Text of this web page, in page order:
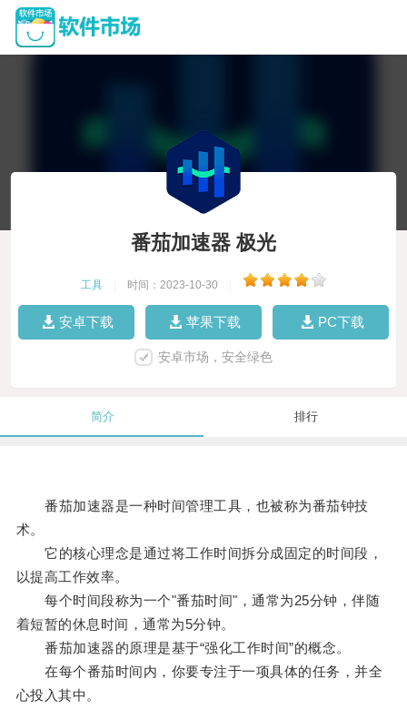
番茄加速器 极光
工具 时间：2023-10-30
安卓下载 苹果下载 PC下载
安卓市场，安全绿色
简介 排行
番茄加速器是一种时间管理工具，也被称为番茄钟技
术。
它的核心理念是通过将工作时间拆分成固定的时间段，
以提高工作效率。
每个时间段称为一个"番茄时间"，通常为25分钟，伴随
着短暂的休息时间，通常为5分钟。
番茄加速器的原理是基于“强化工作时间”的概念。
在每个番茄时间内，你要专注于一项具体的任务，并全
心投入其中。